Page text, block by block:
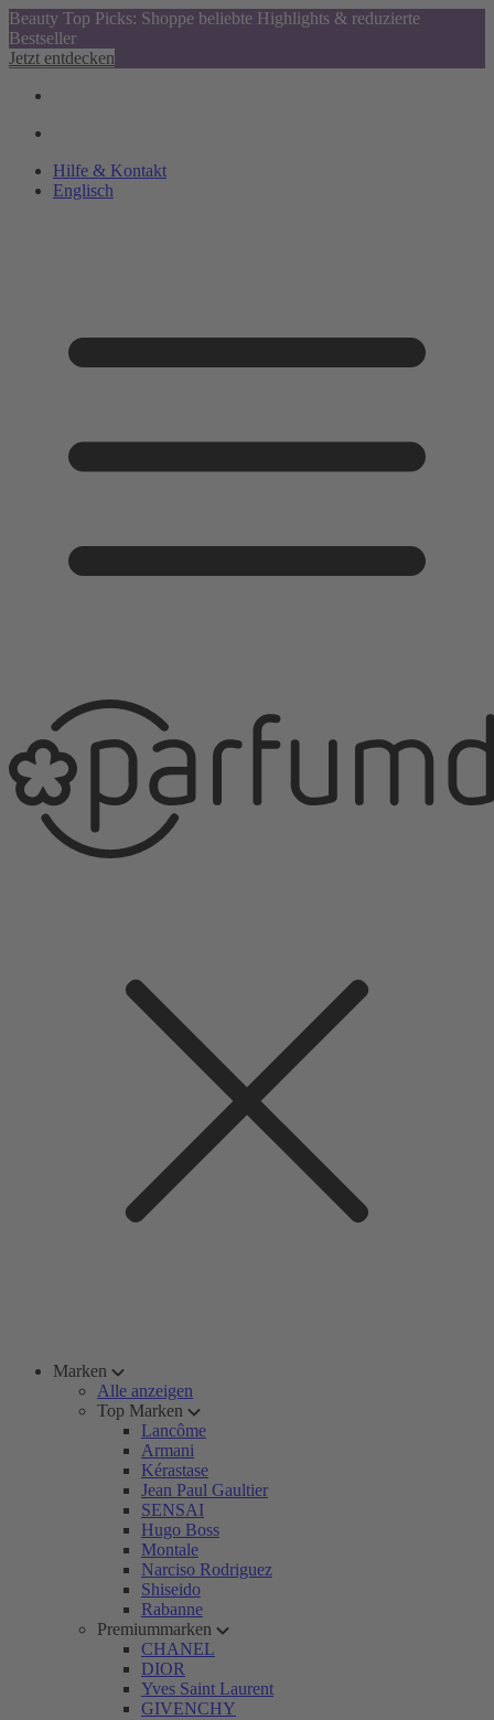
Beauty Top Picks: Shoppe beliebte Highlights & reduzierte
Bestseller
Jetzt entdecken
Hilfe & Kontakt
Englisch
Marken
Alle anzeigen
Top Marken
Lancôme
Armani
Kérastase
Jean Paul Gaultier
SENSAI
Hugo Boss
Montale
Narciso Rodriguez
Shiseido
Rabanne
Premiummarken
CHANEL
DIOR
Yves Saint Laurent
GIVENCHY